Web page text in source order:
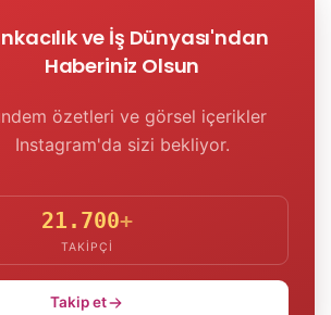
ve İş Dünyası'ndan
Haberiniz Olsun
özetleri ve görsel içerikler
Instagram'da sizi bekliyor.
21.700+
TAKIPÇI
Takip et